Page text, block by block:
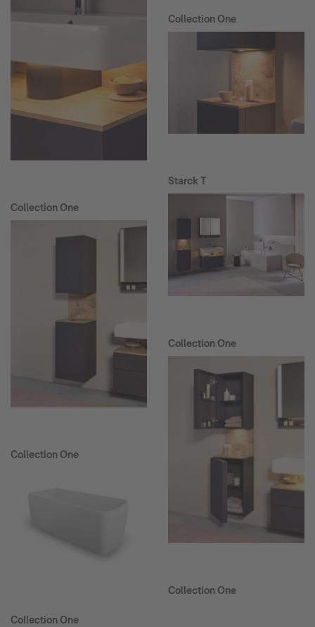
Collection One
Collection One
Collection One
Collection One
Starck T
Collection One
Collection One